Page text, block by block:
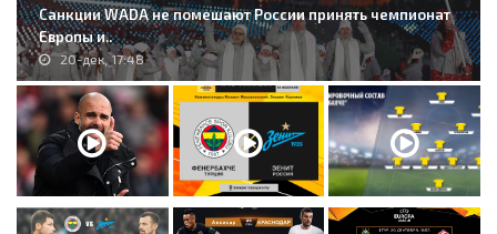
Санкции WADA не помешают России принять чемпионат
Европы и..
20-дек, 17:48